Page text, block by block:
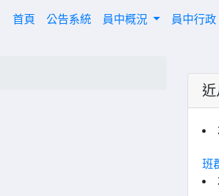
首頁 (current)
公告系統 員中概況 員中行政
近
班